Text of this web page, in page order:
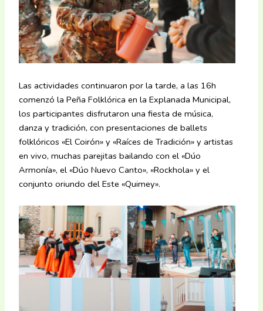
Las actividades continuaron por la tarde, a las 16h
comenzó la Peña Folklórica en la Explanada Municipal,
los participantes disfrutaron una fiesta de música,
danza y tradición, con presentaciones de ballets
folklóricos «El Coirón» y «Raíces de Tradición» y artistas
en vivo, muchas parejitas bailando con el «Dúo
Armonía», el «Dúo Nuevo Canto», «Rockhola» y el
conjunto oriundo del Este «Quimey».